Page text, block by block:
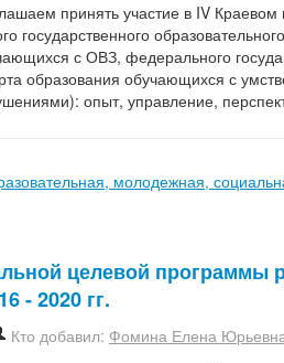
принять участие в IV
государственного
с ОВЗ, федерального
образования обучающихся с
опыт, управление,
молодежная,
целевой программы
- 2020 гг.
Кто добавил: Фомина Елена